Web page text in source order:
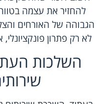
להחזיר את עצמה
הגבוהה של האורחים
לא רק פתרון
השלכות